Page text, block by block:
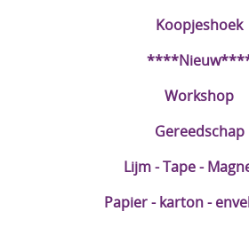
Koopjeshoek
Workshop
Gereedschap
Lijm - Tape -
Papier - karton -